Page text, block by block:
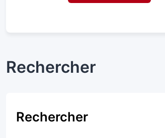
Rechercher
Rechercher